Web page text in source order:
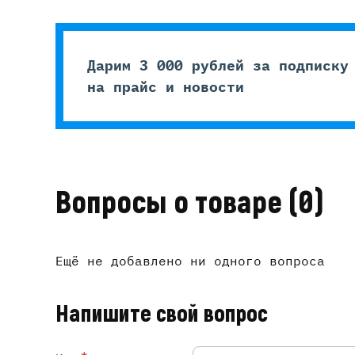
Дарим 3 000 рублей за подписку
на прайс и новости
Вопросы о товаре (0)
Ещё не добавлено ни одного вопроса
Напишите свой вопрос